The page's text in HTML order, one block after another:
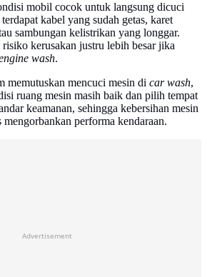
mobil cocok untuk langsung dicuci
kabel yang sudah getas, karet
sambungan kelistrikan yang longgar.
kerusakan justru lebih besar jika
wash.
memutuskan mencuci mesin di car wash,
ruang mesin masih baik dan pilih tempat
keamanan, sehingga kebersihan mesin
mengorbankan performa kendaraan.
Advertisement